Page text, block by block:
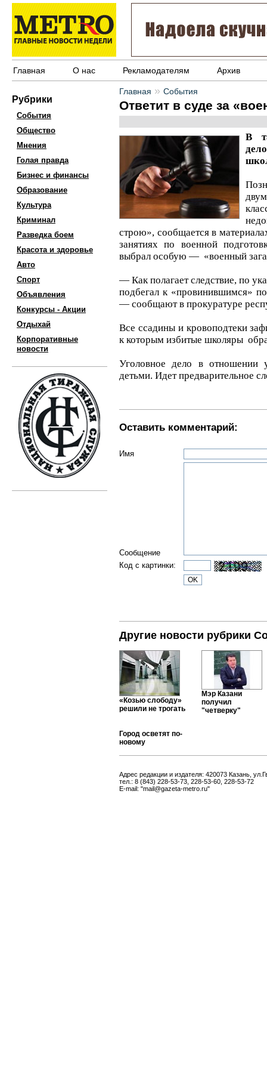
Главная О нас Рекламодателям Архив
Рубрики
События
Общество
Мнения
Голая правда
Бизнес и финансы
Образование
Культура
Криминал
Разведка боем
Красота и здоровье
Авто
Спорт
Объявления
Конкурсы - Акции
Отдыхай
Корпоративные
новости
Главная » События
Ответит в суде за
В
строю», сообщается в
занятиях по военной
выбрал особую — «военный
— Как полагает следствие, по
подбегал к «провинившимся»
— сообщают в прокуратуре
Все ссадины и кровоподтеки
к которым избитые школяры
Уголовное дело в отношении
детьми. Идет предварительное
Оставить комментарий:
Имя
Сообщение
Код с картинки:
Другие новости рубрики
«Козью слободу»
решили не трогать
Мэр Казани
получил
"четверку"
Город осветят по-
новому
Адрес редакции и издателя: 420073 Казань,
тел.: 8 (843) 228-53-73, 228-53-60, 228-53-72
E-mail: "mail@gazeta-metro.ru"